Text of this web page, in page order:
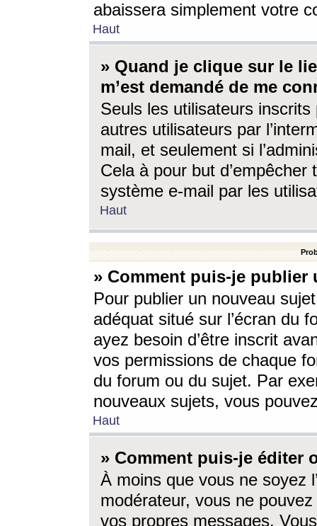
abaissera simplement votre
Haut
» Quand je clique sur le
m’est demandé de me
Seuls les utilisateurs
autres utilisateurs par
mail, et seulement si
Cela à pour but
système e-mail par les
Haut
» Comment puis-je
Pour publier un nouveau
adéquat situé sur l’écran du
ayez besoin d’être inscrit
vos permissions de chaque
du forum ou du sujet. Par
nouveaux sujets, vous
Haut
» Comment puis-je éditer
À moins que vous ne soyez
modérateur, vous ne
vos propres messages.